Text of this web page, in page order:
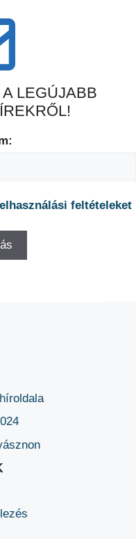
LEGÚJABB
feltételeket